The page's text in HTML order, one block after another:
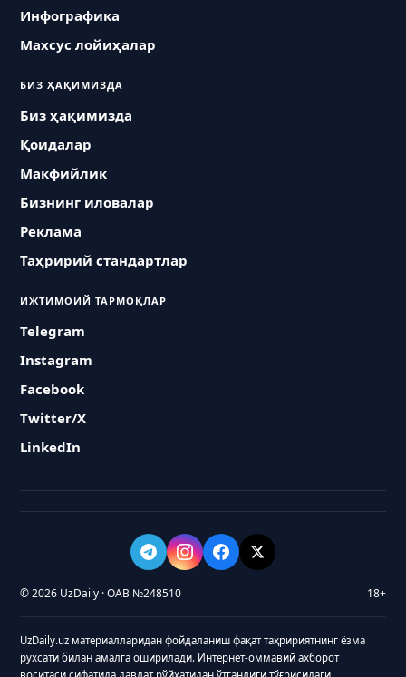
Инфографика
Махсус лойиҳалар
БИЗ ҲАҚИМИЗДА
Биз ҳақимизда
Қоидалар
Макфийлик
Бизнинг иловалар
Реклама
Таҳририй стандартлар
ИЖТИМОИЙ ТАРМОҚЛАР
Telegram
Instagram
Facebook
Twitter/X
LinkedIn
© 2026 UzDaily · ОАВ №248510 18+
UzDaily.uz материалларидан фойдаланиш фақат таҳририятнинг ёзма
рухсати билан амалга оширилади. Интернет-оммавий ахборот